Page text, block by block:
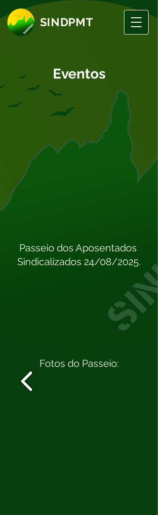
SINDPMT
Eventos
Passeio dos Aposentados
Sindicalizados 24/08/2025.
Fotos do Passeio: